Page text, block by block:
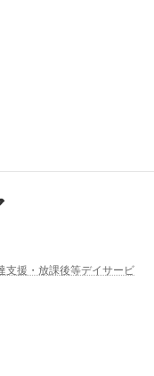
支援・放課後等デイサービ